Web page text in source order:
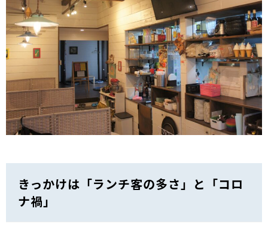
きっかけは「ランチ客の多さ」と「コロ
ナ禍」